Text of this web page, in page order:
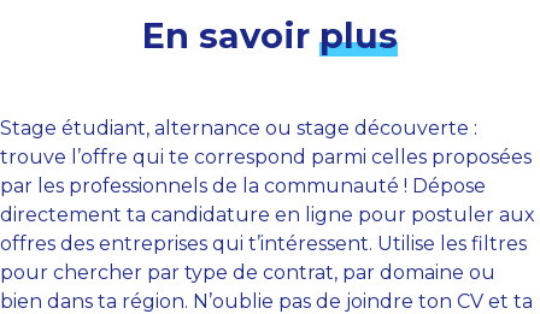
En savoir plus
Stage étudiant, alternance ou stage découverte :
trouve l’offre qui te correspond parmi celles proposées
par les professionnels de la communauté ! Dépose
directement ta candidature en ligne pour postuler aux
offres des entreprises qui t’intéressent. Utilise les filtres
pour chercher par type de contrat, par domaine ou
bien dans ta région. N’oublie pas de joindre ton CV et ta